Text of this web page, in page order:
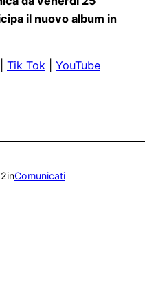
il nuovo album in
Tik Tok YouTube
inComunicati